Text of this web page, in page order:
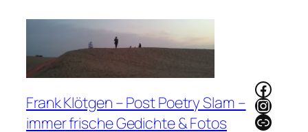
Frank Klötgen – Post Poetry Slam –
immer frische Gedichte & Fotos
Link